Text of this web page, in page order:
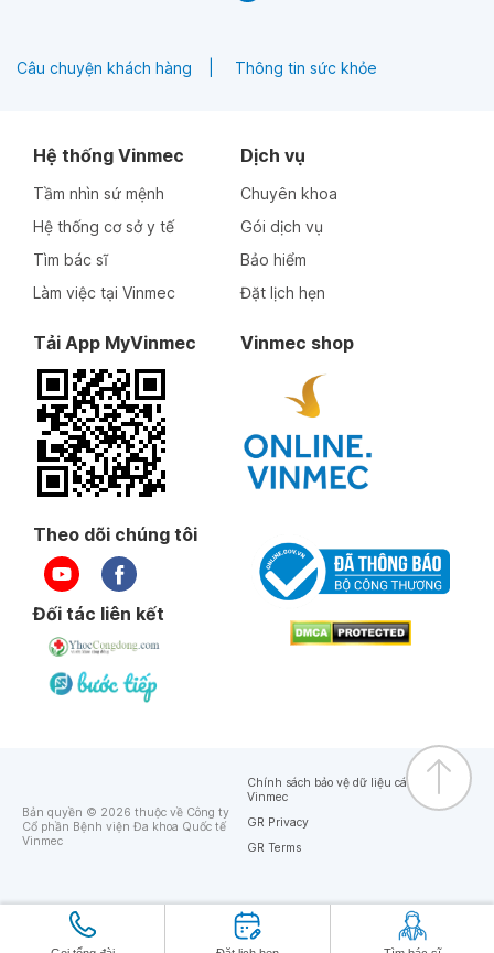
Câu chuyện khách hàng Thông tin sức khỏe
Hệ thống Vinmec
Tầm nhìn sứ mệnh
Hệ thống cơ sở y tế
Tìm bác sĩ
Làm việc tại Vinmec
Dịch vụ
Chuyên khoa
Gói dịch vụ
Bảo hiểm
Đặt lịch hẹn
Tải App MyVinmec Vinmec shop
Theo dõi chúng tôi
Đối tác liên kết
Bản quyền © 2026 thuộc về Công ty
Cổ phần Bệnh viện Đa khoa Quốc tế
Vinmec
Chính sách bảo vệ dữ liệu cá nhân của
Vinmec
GR Privacy
GR Terms